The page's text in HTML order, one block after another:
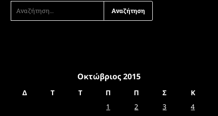
ΑΝΑΖΉΤΗΣΗ
ΓΙΑ:
Οκτώβριος 2015
Δ Τ Τ Π Π Σ
Κ
1
2 3
4